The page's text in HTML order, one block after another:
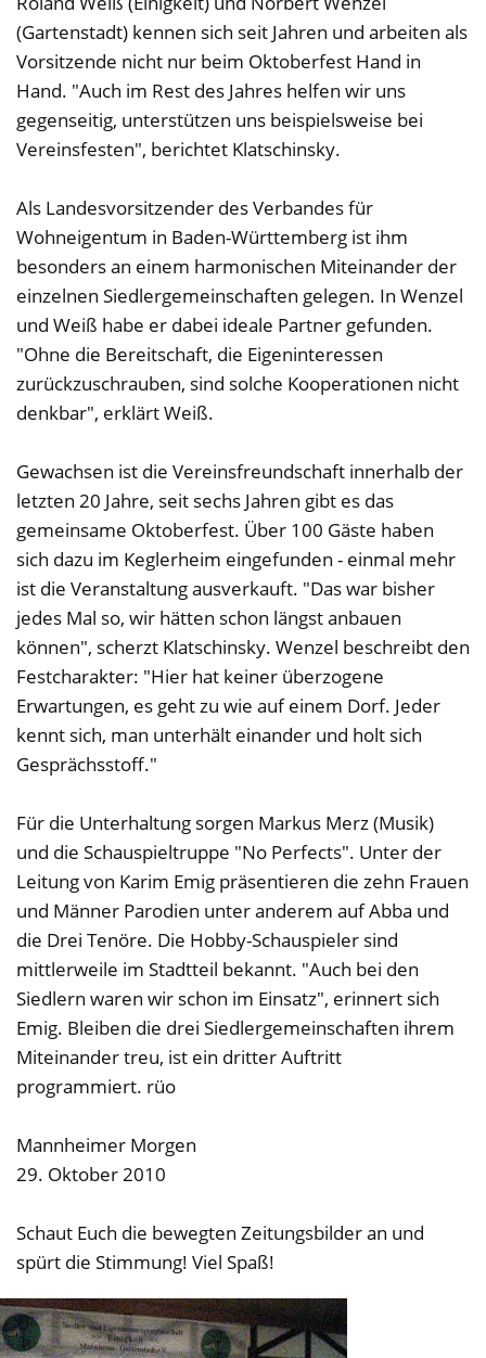
(Gartenstadt) kennen sich seit Jahren und arbeiten als
Vorsitzende nicht nur beim Oktoberfest Hand in
Hand. "Auch im Rest des Jahres helfen wir uns
gegenseitig, unterstützen uns beispielsweise bei
Vereinsfesten", berichtet Klatschinsky.
Als Landesvorsitzender des Verbandes für
Wohneigentum in Baden-Württemberg ist ihm
besonders an einem harmonischen Miteinander der
einzelnen Siedlergemeinschaften gelegen. In Wenzel
und Weiß habe er dabei ideale Partner gefunden.
"Ohne die Bereitschaft, die Eigeninteressen
zurückzuschrauben, sind solche Kooperationen nicht
denkbar", erklärt Weiß.
Gewachsen ist die Vereinsfreundschaft innerhalb der
letzten 20 Jahre, seit sechs Jahren gibt es das
gemeinsame Oktoberfest. Über 100 Gäste haben
sich dazu im Keglerheim eingefunden - einmal mehr
ist die Veranstaltung ausverkauft. "Das war bisher
jedes Mal so, wir hätten schon längst anbauen
können", scherzt Klatschinsky. Wenzel beschreibt den
Festcharakter: "Hier hat keiner überzogene
Erwartungen, es geht zu wie auf einem Dorf. Jeder
kennt sich, man unterhält einander und holt sich
Gesprächsstoff."
Für die Unterhaltung sorgen Markus Merz (Musik)
und die Schauspieltruppe "No Perfects". Unter der
Leitung von Karim Emig präsentieren die zehn Frauen
und Männer Parodien unter anderem auf Abba und
die Drei Tenöre. Die Hobby-Schauspieler sind
mittlerweile im Stadtteil bekannt. "Auch bei den
Siedlern waren wir schon im Einsatz", erinnert sich
Emig. Bleiben die drei Siedlergemeinschaften ihrem
Miteinander treu, ist ein dritter Auftritt
programmiert. rüo
Mannheimer Morgen
29. Oktober 2010
Schaut Euch die bewegten Zeitungsbilder an und
spürt die Stimmung! Viel Spaß!